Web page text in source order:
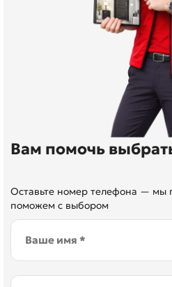
Вам помочь
Оставьте номер телефона — мы
поможем с выбором